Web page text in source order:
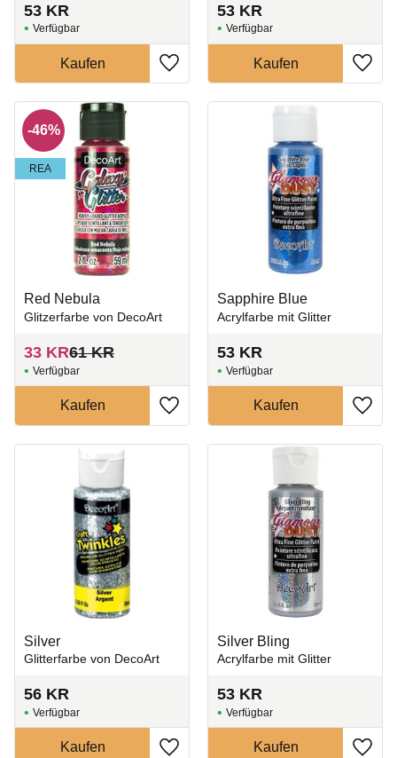
53 KR
Zu Favoriten hinzufügen
53 KR
Zu
Red Nebula
Glitzerfarbe von DecoArt
33 KR61KR
46%
REA
Zu Favoriten hinzufügen
Sapphire Blue
Acrylfarbe mit Glitter
53 KR
Zu
Silver
Glitterfarbe von DecoArt
56 KR
Silver Bling
Acrylfarbe mit Glitter
53 KR